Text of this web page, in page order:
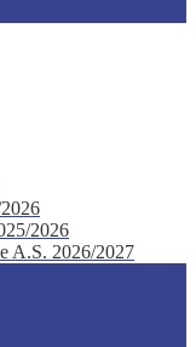
2026
A.S. 2026/2027